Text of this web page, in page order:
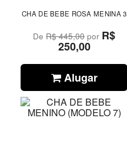
CHA DE BEBE ROSA MENINA 3
DeR$ 445,00por R$
250,00
Alugar